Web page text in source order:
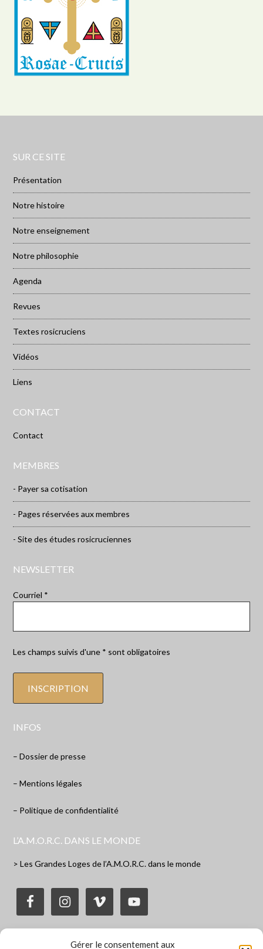
Gérer le consentement aux
SUR CE SITE
Présentation
Notre histoire
Notre enseignement
Notre philosophie
Agenda
Revues
Textes rosicruciens
Vidéos
Liens
CONTACT
Contact
MEMBRES
- Payer sa cotisation
- Pages réservées aux membres
- Site des études rosicruciennes
NEWSLETTER
Courriel *
Les champs suivis d'une * sont obligatoires
INFOS
– Dossier de presse
– Mentions légales
– Politique de confidentialité
L’A.M.O.R.C. DANS LE MONDE
> Les Grandes Loges de l’A.M.O.R.C. dans le monde
BROCHURE D’INFORMATION